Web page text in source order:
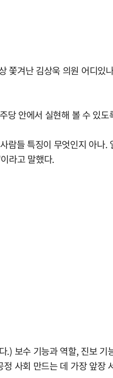
겨난 김상욱 의원 어디
안에서 실현해 볼 수 있
들 특징이 무엇인지 아
라고 말했다.
보수 기능과 역할, 진보
사회 만드는 데 가장 앞장